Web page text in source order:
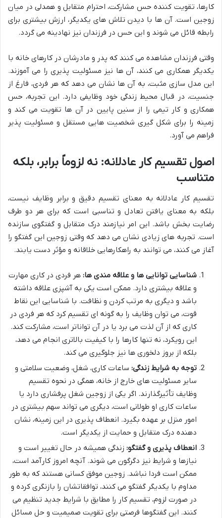
کارها، تقویت کننده حس مشارکت، احترام متقابل و همدلی در میان
زوجین است. آن ها با دیدن تلاش های یکدیگر، ارزش بیشتری برای
رابطه قائل می شوند و این حس در فرزندان نیز نهادینه می گردد.
وقتی فرزندان مشاهده می کنند که پدر و مادرشان در کارهای خانه با
یکدیگر همکاری می کنند، آن ها نیز مسئولیت پذیری را می آموزند.
این مدل سازی مثبت، به آن ها نشان می دهد که هر فردی، فارغ از
جنسیت، در قبال محیط زندگی خود وظایفی دارد. این تجربه، حس
همکاری و کار تیمی را از سنین پایین در آن ها تقویت می کند و
زمینه را برای شکل گیری شخصیت هایی مستقل و مسئولیت پذیر
فراهم می آورد.
اصول تقسیم کار عادلانه: نه لزوماً برابر، بلکه
متناسب
تقسیم کار عادلانه به معنای تقسیم دقیق و برابر وظایف نیست،
بلکه به معنای یافتن تعادل و تناسبی است که برای هر دو طرف
رضایت بخش باشد. این امر نیازمند درک متقابل و گفتگوی سازنده
است. تجربه های زیادی نشان می دهد که وقتی زوجین این گفتگو را
آغاز می کنند، می توانند به راهکارهایی خلاقانه و مؤثر دست یابند.
شناسایی توانایی ها و علاقه مندی ها: هر فردی در کاری مهارت
و علاقه بیشتری دارد. ممکن است یکی به آشپزی علاقه داشته
باشد و دیگری به مرتب کردن و نظافت. با شناسایی این نقاط
قوت، می توان وظایف را به گونه ای تقسیم کرد که هر فردی در
کاری که از آن لذت می برد یا در آن تواناتر است، مشارکت کند.
این رویکرد، نه تنها کارها را با کیفیت بالاتری انجام می دهد،
بلکه از بروز دلخوری ها نیز جلوگیری می کند.
توجه به شرایط زندگی: ساعات کاری، شغل، وضعیت سلامتی و
سایر مسئولیت های خارج از خانه، همگی در نحوه تقسیم
وظایف تأثیرگذارند. اگر یکی از زوجین شغل پرفشاری دارد یا
ساعات کاری او طولانی است، دیگری می تواند سهم بیشتری در
امور منزل بر عهده بگیرد. انعطاف پذیری در این زمینه، نشان
دهنده درک متقابل و حمایت از یکدیگر است.
انعطاف پذیری و گفتگو: زندگی همیشه در حال تغییر است و
نیازها و شرایط نیز دگرگون می شوند. آنچه امروز کارآمد است،
ممکن است فردا نباشد. زوجین موفق کسانی هستند که به طور
مداوم با یکدیگر گفتگو می کنند، توافقاتشان را بازنگری کرده و
در صورت لزوم، تقسیم کار را مطابق با شرایط جدید تنظیم می
کنند. این گفتگوها فرصتی برای تقویت صمیمیت و حل مسائل